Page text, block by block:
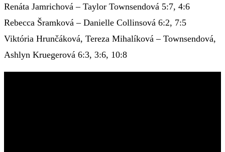
Renáta Jamrichová – Taylor Townsendová 5:7, 4:6
Rebecca Šramková – Danielle Collinsová 6:2, 7:5
Viktória Hrunčáková, Tereza Mihalíková – Townsendová,
Ashlyn Kruegerová 6:3, 3:6, 10:8